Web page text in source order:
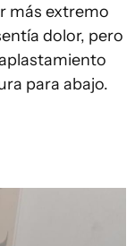
más extremo
dolor, pero
para abajo.